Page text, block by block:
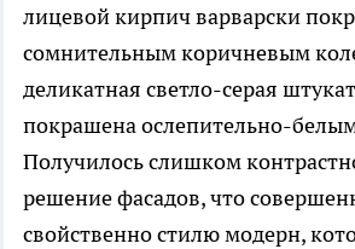
лицевой кирпич варварски
сомнительным коричневым
деликатная светло-серая
покрашена ослепительно-
Получилось слишком
решение фасадов, что
свойственно стилю модерн,